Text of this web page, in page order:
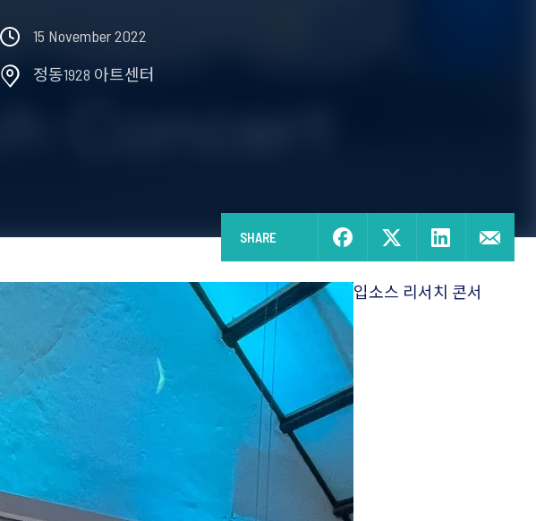
15 November 2022
정동1928 아트센터
SHARE
입소스 리서치 콘서